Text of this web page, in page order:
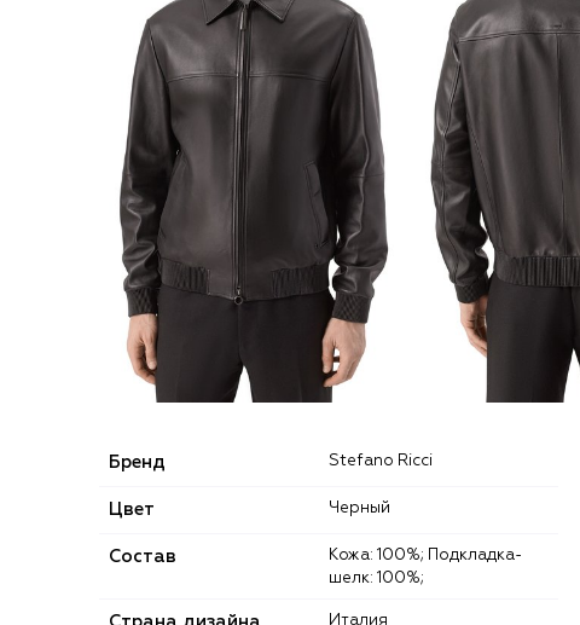
Бренд Stefano Ricci
Цвет Черный
Состав
Кожа: 100%; Подкладка-
шелк: 100%;
Италия